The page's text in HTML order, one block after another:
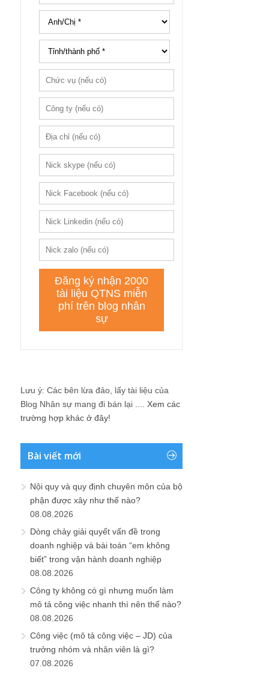
Lưu ý: Các bên lừa đảo, lấy tài liệu của
Blog Nhân sự mang đi bán lại .... Xem các
trường hợp khác ở đây!
Bài viết mới
Nội quy và quy định chuyên môn của bộ
phận được xây như thế nào?
08.08.2026
Dòng chảy giải quyết vấn đề trong
doanh nghiệp và bài toán “em không
biết” trong vận hành doanh nghiệp
08.08.2026
Công ty không có gì nhưng muốn làm
mô tả công việc nhanh thì nên thế nào?
08.08.2026
Công việc (mô tả công việc – JD) của
trưởng nhóm và nhân viên là gì?
07.08.2026